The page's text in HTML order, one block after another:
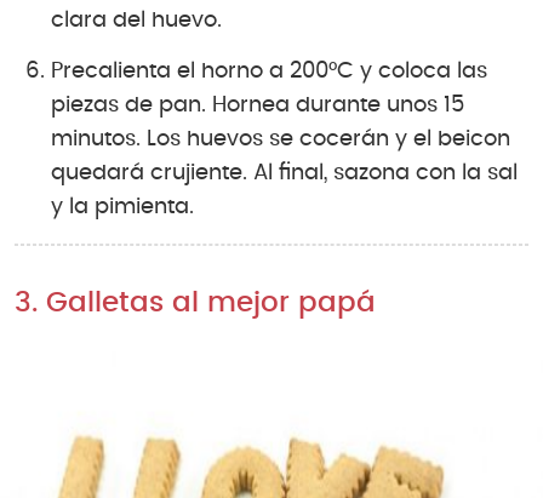
clara del huevo.
Precalienta el horno a 200°C y coloca las
piezas de pan. Hornea durante unos 15
minutos. Los huevos se cocerán y el beicon
quedará crujiente. Al final, sazona con la sal
y la pimienta.
3. Galletas al mejor papá